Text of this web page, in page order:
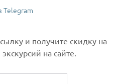
Telegram
и получите скидку на
на сайте.